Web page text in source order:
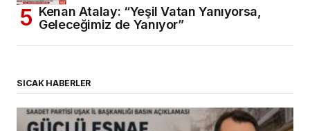
Kenan Atalay: “Yeşil Vatan Yanıyorsa,
Geleceğimiz de Yanıyor”
SICAK HABERLER